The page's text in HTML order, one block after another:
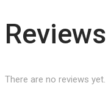
Reviews
There are no reviews yet.